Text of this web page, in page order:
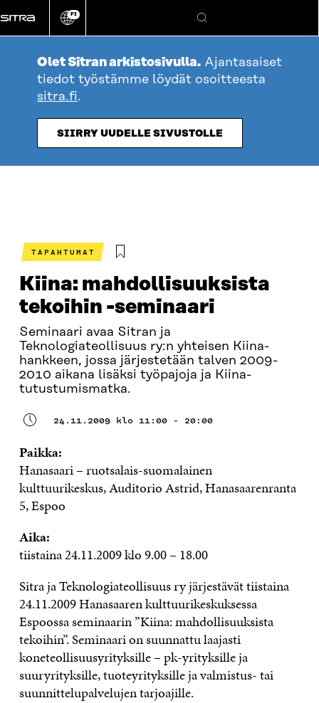
suoraan
sisältöön
Vaihda
kieli
FI
Hae
Olet Sitran arkistosivulla. Ajantasaiset
tiedot työstämme löydät osoitteesta
sitra.fi.
SIIRRY UUDELLE SIVUSTOLLE
TAPAHTUMAT
Kiina: mahdollisuuksista
tekoihin -seminaari
Seminaari avaa Sitran ja
Teknologiateollisuus ry:n yhteisen Kiina-
hankkeen, jossa järjestetään talven 2009-
2010 aikana lisäksi työpajoja ja Kiina-
tutustumismatka.
24.11.2009 klo 11:00 - 20:00
Paikka:
Hanasaari – ruotsalais-suomalainen
kulttuurikeskus, Auditorio Astrid, Hanasaarenranta
5, Espoo
Aika:
tiistaina 24.11.2009 klo 9.00 – 18.00
Sitra ja Teknologiateollisuus ry järjestävät tiistaina
24.11.2009 Hanasaaren kulttuurikeskuksessa
Espoossa seminaarin ”Kiina: mahdollisuuksista
tekoihin”. Seminaari on suunnattu laajasti
koneteollisuusyrityksille – pk-yrityksille ja
suuryrityksille, tuoteyrityksille ja valmistus- tai
suunnittelupalvelujen tarjoajille.